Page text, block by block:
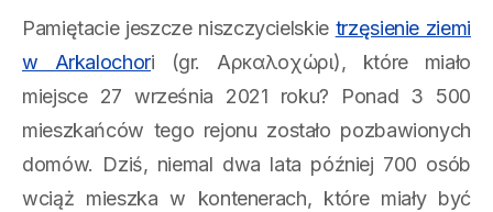
Pamiętacie jeszcze niszczycielskie trzęsienie ziemi
w Arkalochori (gr. Αρκαλοχώρι), które miało
miejsce 27 września 2021 roku? Ponad 3 500
mieszkańców tego rejonu zostało pozbawionych
domów. Dziś, niemal dwa lata później 700 osób
wciąż mieszka w kontenerach, które miały być